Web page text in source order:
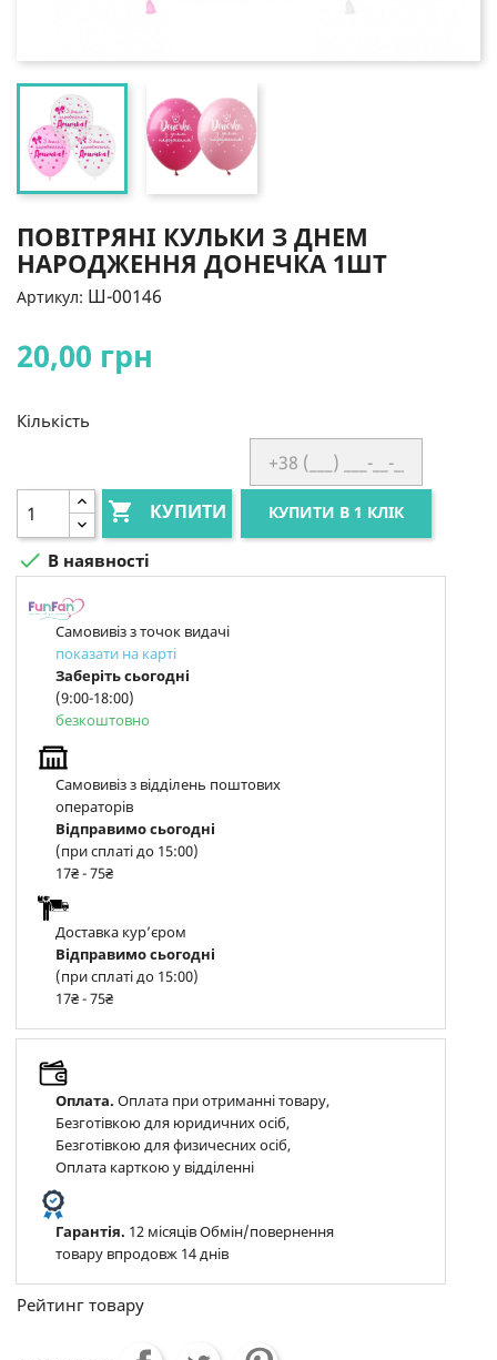
ПОВІТРЯНІ КУЛЬКИ З ДНЕМ
НАРОДЖЕННЯ ДОНЕЧКА 1ШТ
Артикул: Ш-00146
20,00 грн
Кількість
 КУПИТИ КУПИТИ В 1 КЛІК
 В наявності
Самовивіз з точок видачі
показати на карті
Заберіть сьогодні
(9:00-18:00)
безкоштовно
Самовивіз з відділень поштових
операторів
Відправимо сьогодні
(при сплаті до 15:00)
17₴ - 75₴
Доставка курʼєром
Відправимо сьогодні
(при сплаті до 15:00)
17₴ - 75₴
Оплата. Оплата при отриманні товару,
Безготівкою для юридичних осіб,
Безготівкою для физичесних осіб,
Оплата карткою у відділенні
Гарантія. 12 місяців Обмін/повернення
товару впродовж 14 днів
Рейтинг товару